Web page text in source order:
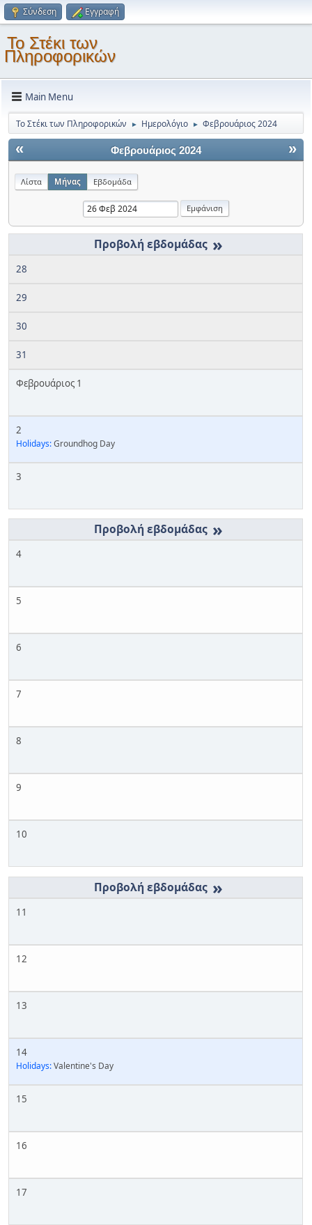
Σύνδεση Εγγραφή
Το Στέκι των
Πληροφορικών
Main Menu
Το Στέκι των Πληροφορικών ► Ημερολόγιο ► Φεβρουάριος 2024
« »
Φεβρουάριος 2024
Λίστα Μήνας Εβδομάδα
»
28
29
30
31
Φεβρουάριος 1
2
Holidays:Groundhog Day
3
»
4
5
6
7
8
9
10
»
11
12
13
14
Holidays:Valentine's Day
15
16
17